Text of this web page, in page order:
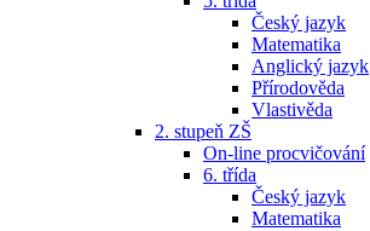
Český jazyk
Matematika
Anglický jazyk
Přírodověda
Vlastivěda
2. stupeň ZŠ
On-line procvičování
6. třída
Český jazyk
Matematika